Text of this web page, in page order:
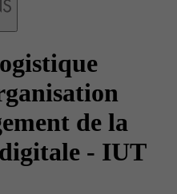
de la
- IUT